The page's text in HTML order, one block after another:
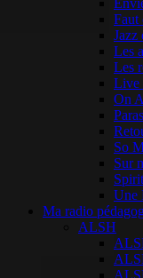
Faut
Jazz
Les
Les
Live
On
So
Sur
Une
Ma radio
ALSH